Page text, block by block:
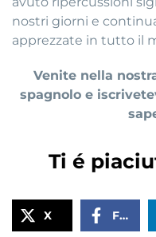
nostri giorni e
apprezzate in tutto il
Venite nella
spagnolo e
Ti é
X Facebook